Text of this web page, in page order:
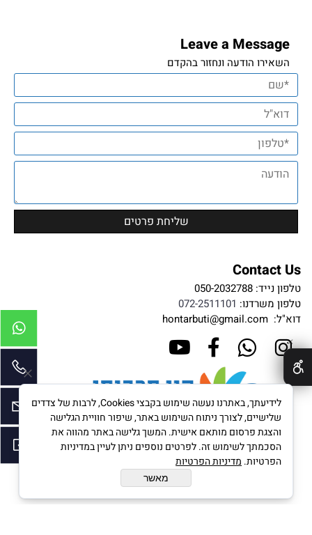
Leave a Message
השאירו הודעה ונחזור בהקדם
Contact Us
טלפון נייד: 050-2032788
טלפון משרדנו: 072-2511101
דוא"ל: hontarbuti@gmail.com
✕
לידיעתך, באתרנו נעשה שימוש בקבצי Cookies, לרבות של צדדים
שלישיים, לצורך ניתוח השימוש באתר, שיפור חוויית הגלישה
והצגת פרסום מותאם אישית. המשך גלישה באתר מהווה את
הסכמתך לשימוש זה. לפרטים נוספים ניתן לעיין במדיניות
הפרטיות. מדיניות הפרטיות
מאשר